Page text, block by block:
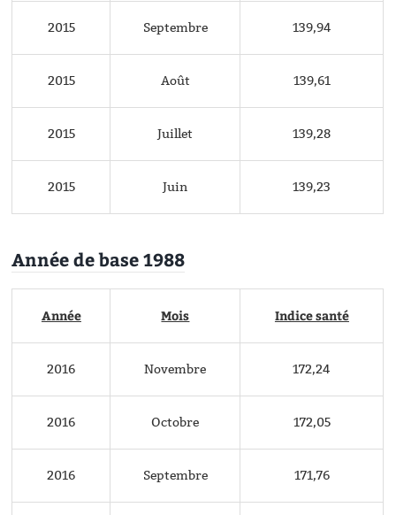
2015 Septembre 139,94
2015 Août 139,61
2015 Juillet 139,28
2015 Juin 139,23
Année de base 1988
Année Mois Indice santé
2016 Novembre 172,24
2016 Octobre 172,05
2016 Septembre 171,76